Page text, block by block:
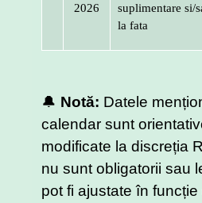
2026
suplimentare si/
la fata
🔔 Notă: Datele
calendar sunt
modificate la discreția
nu sunt obligatorii sau
pot fi ajustate în